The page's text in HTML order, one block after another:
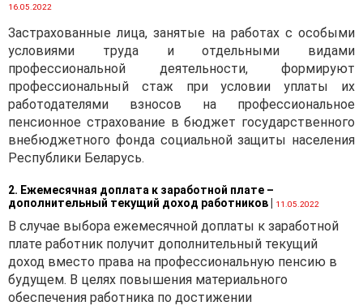
16.05.2022
Застрахованные лица, занятые на работах с особыми
условиями труда и отдельными видами
профессиональной деятельности, формируют
профессиональный стаж при условии уплаты их
работодателями взносов на профессиональное
пенсионное страхование в бюджет государственного
внебюджетного фонда социальной защиты населения
Республики Беларусь.
2. Ежемесячная доплата к заработной плате –
дополнительный текущий доход работников
11.05.2022
В случае выбора ежемесячной доплаты к заработной
плате работник получит дополнительный текущий
доход вместо права на профессиональную пенсию в
будущем. В целях повышения материального
обеспечения работника по достижении